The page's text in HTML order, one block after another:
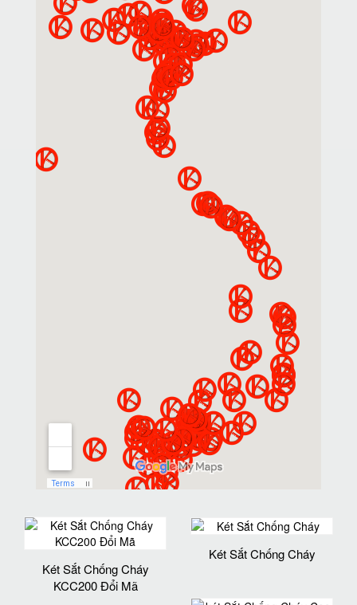
Két Sắt Chống Cháy
KCC200 Đổi Mã
Két Sắt Chống Cháy